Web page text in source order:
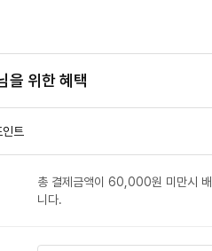
을 위한 혜택
트
총 결제금액이 60,000원 미만시
니다.